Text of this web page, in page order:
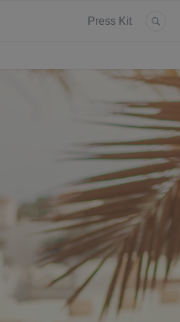
Press Kit